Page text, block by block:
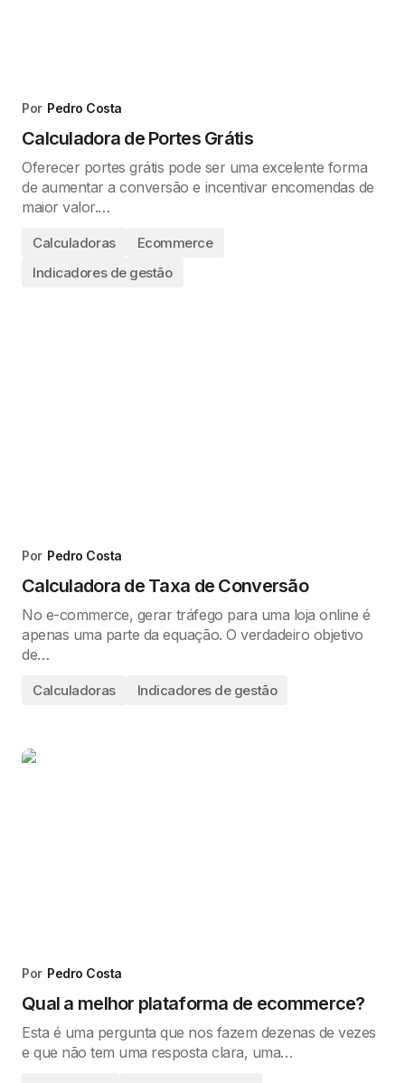
Por Pedro Costa
Calculadora de Portes Grátis
Oferecer portes grátis pode ser uma excelente forma
de aumentar a conversão e incentivar encomendas de
maior valor.…
Calculadoras
Ecommerce
Indicadores de gestão
Por Pedro Costa
Calculadora de Taxa de Conversão
No e-commerce, gerar tráfego para uma loja online é
apenas uma parte da equação. O verdadeiro objetivo
de…
Calculadoras Indicadores de gestão
Por Pedro Costa
Qual a melhor plataforma de ecommerce?
Esta é uma pergunta que nos fazem dezenas de vezes
e que não tem uma resposta clara, uma…